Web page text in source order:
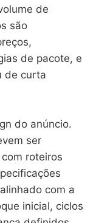
de
são
de pacote, e
de curta
do anúncio.
ser
roteiros
com a
inicial, ciclos